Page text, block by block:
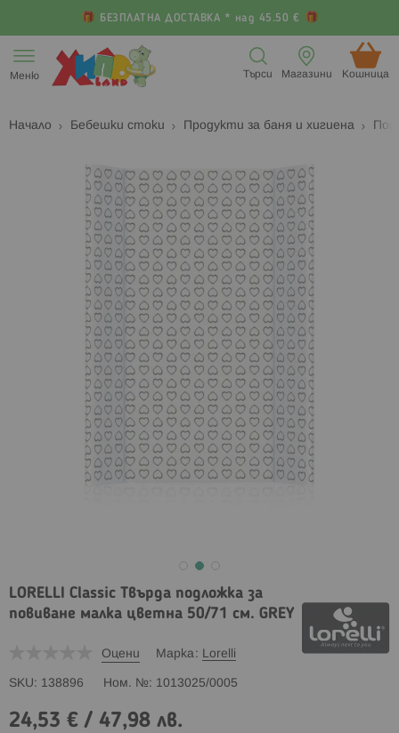
БЕЗПЛАТНА ДОСТАВКА * над 45.50 €
към
съдържанието
Меню Кошница (
Магазини
Търси
Начало Бебешки стоки Продукти за баня и хигиена
изображенията
LORELLI Classic Твърда подложка за
повиване малка цветна 50/71 см. GREY
Оцени Марка Lorelli
SKU 138896 Ном. № 1013025/0005
24,53 € / 47,98 лв.